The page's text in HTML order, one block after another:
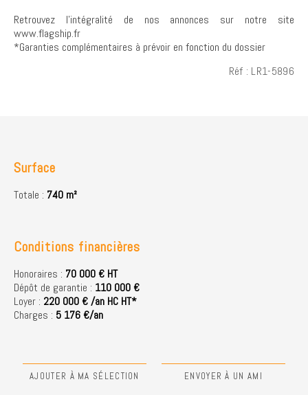
Retrouvez l’intégralité de nos annonces sur notre site
www.flagship.fr
*Garanties complémentaires à prévoir en fonction du dossier
Réf : LR1-5896
Surface
Totale : 740 m²
Conditions financières
Honoraires : 70 000 € HT
Dépôt de garantie : 110 000 €
Loyer : 220 000 € /an HC HT*
Charges : 5 176 €/an
AJOUTER À MA SÉLECTION ENVOYER À UN AMI